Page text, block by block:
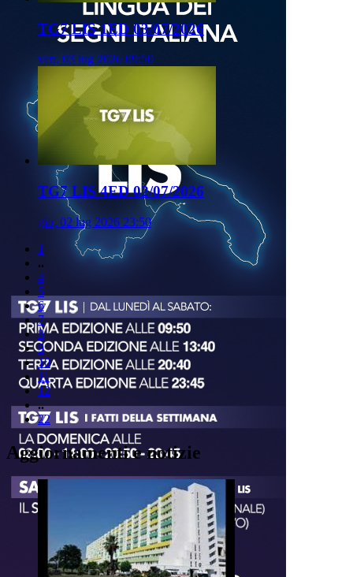
TG7 LIS 1ED 03/07/2026
ven, 03 lug 2026 09:50
TG7 LIS 4ED 02/07/2026
gio, 02 lug 2026 23:50
1
..
4
5
6
7
8
9
10
11
12
..
22
Aggiornamenti e notizie